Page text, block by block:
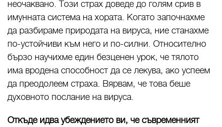
неочаквано. Този страх доведе до голям срив в
имунната система на хората. Когато започнахме
да разбираме природата на вируса, ние станахме
по-устойчиви към него и по-силни. Относително
бързо научихме един безценен урок, че тялото
има вродена способност да се лекува, ако успеем
да преодолеем страха. Вярвам, че това беше
духовното послание на вируса.
Откъде идва убеждението ви, че съвременният